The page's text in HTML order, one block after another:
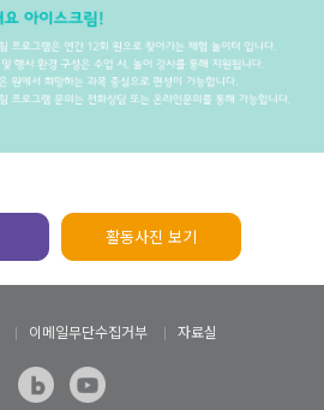
활동사진 보기
이메일무단수집거부 자료실